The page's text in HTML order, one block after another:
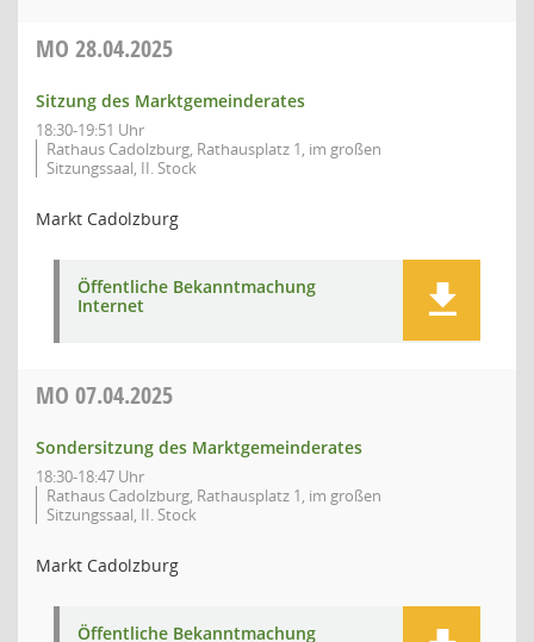
MO 28.04.2025
Sitzung des Marktgemeinderates
18:30-19:51 Uhr
Rathaus Cadolzburg, Rathausplatz 1, im großen
Sitzungssaal, II. Stock
Markt Cadolzburg
Öffentliche Bekanntmachung
Internet
MO 07.04.2025
Sondersitzung des Marktgemeinderates
18:30-18:47 Uhr
Rathaus Cadolzburg, Rathausplatz 1, im großen
Sitzungssaal, II. Stock
Markt Cadolzburg
Öffentliche Bekanntmachung